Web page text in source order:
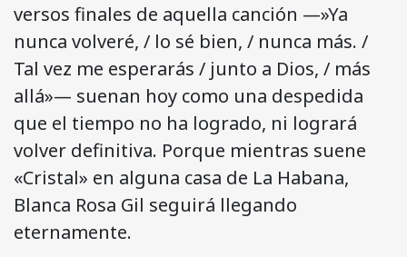
versos finales de aquella canción —»Ya
nunca volveré, / lo sé bien, / nunca más. /
Tal vez me esperarás / junto a Dios, / más
allá»— suenan hoy como una despedida
que el tiempo no ha logrado, ni logrará
volver definitiva. Porque mientras suene
«Cristal» en alguna casa de La Habana,
Blanca Rosa Gil seguirá llegando
eternamente.